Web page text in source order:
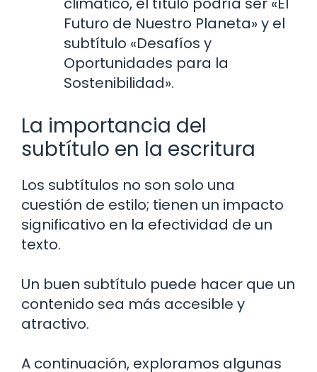
Futuro de Nuestro Planeta» y el
subtítulo «Desafíos y
Oportunidades para la
Sostenibilidad».
La importancia del
subtítulo en la escritura
Los subtítulos no son solo una
cuestión de estilo; tienen un impacto
significativo en la efectividad de un
texto.
Un buen subtítulo puede hacer que un
contenido sea más accesible y
atractivo.
A continuación, exploramos algunas